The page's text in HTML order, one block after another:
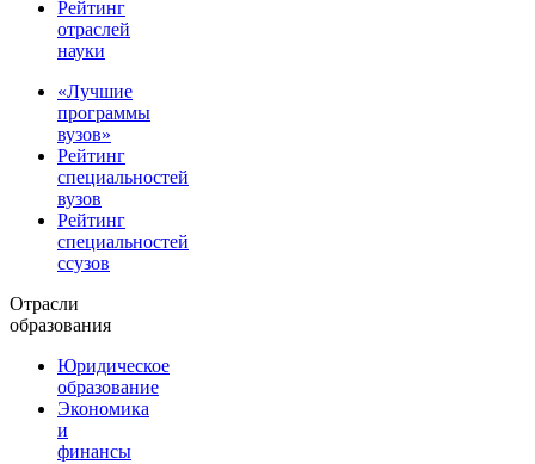
Рейтинг
отраслей
науки
«Лучшие
программы
вузов»
Рейтинг
специальностей
вузов
Рейтинг
специальностей
ссузов
Отрасли
образования
Юридическое
образование
Экономика
и
финансы